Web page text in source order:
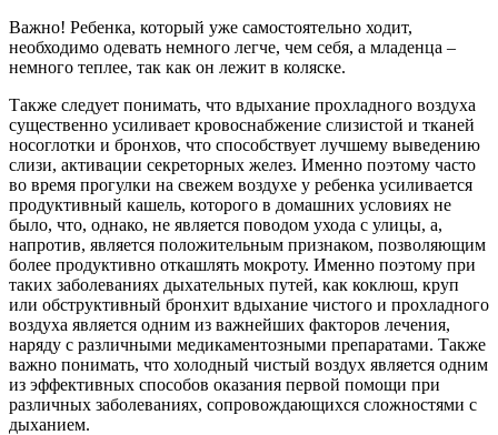
Важно! Ребенка, который уже самостоятельно ходит,
необходимо одевать немного легче, чем себя, а младенца –
немного теплее, так как он лежит в коляске.
Также следует понимать, что вдыхание прохладного воздуха
существенно усиливает кровоснабжение слизистой и тканей
носоглотки и бронхов, что способствует лучшему выведению
слизи, активации секреторных желез. Именно поэтому часто
во время прогулки на свежем воздухе у ребенка усиливается
продуктивный кашель, которого в домашних условиях не
было, что, однако, не является поводом ухода с улицы, а,
напротив, является положительным признаком, позволяющим
более продуктивно откашлять мокроту. Именно поэтому при
таких заболеваниях дыхательных путей, как коклюш, круп
или обструктивный бронхит вдыхание чистого и прохладного
воздуха является одним из важнейших факторов лечения,
наряду с различными медикаментозными препаратами. Также
важно понимать, что холодный чистый воздух является одним
из эффективных способов оказания первой помощи при
различных заболеваниях, сопровождающихся сложностями с
дыханием.